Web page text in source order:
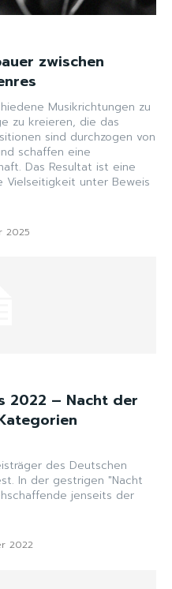
zwischen
Musikrichtungen zu
zu kreieren, die das
sind durchzogen von
schaffen eine
Das Resultat ist eine
Vielseitigkeit unter Beweis
2025
2022 – Nacht der
In der gestrigen "Nacht
jenseits der
2022